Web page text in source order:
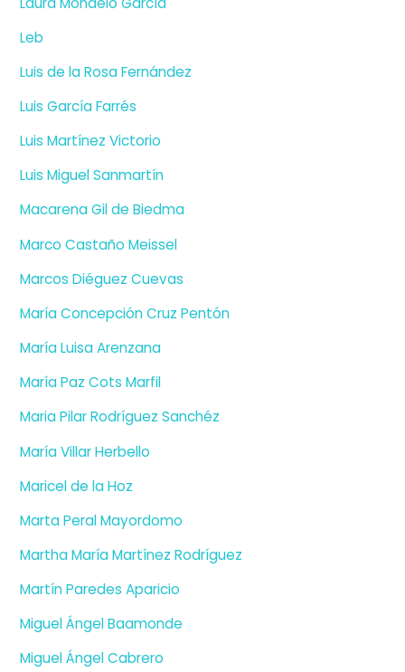
Leb
Luis de la Rosa Fernández
Luis García Farrés
Luis Martínez Victorio
Luis Miguel Sanmartín
Macarena Gil de Biedma
Marco Castaño Meissel
Marcos Diéguez Cuevas
María Concepción Cruz Pentón
María Luisa Arenzana
María Paz Cots Marfil
Maria Pilar Rodríguez Sanchéz
María Villar Herbello
Maricel de la Hoz
Marta Peral Mayordomo
Martha María Martínez Rodríguez
Martín Paredes Aparicio
Miguel Ángel Baamonde
Miguel Ángel Cabrero